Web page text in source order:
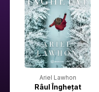
Ariel Lawhon
Râul Înghețat